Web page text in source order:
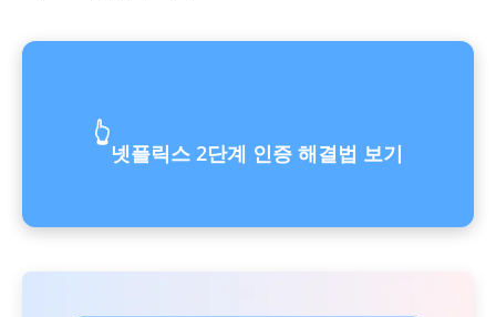
👆
넷플릭스 2단계 인증 해결법 보기